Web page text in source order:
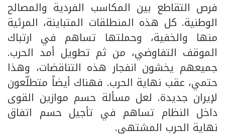
فرص التقاطع بين المكاسب الفردية والمصالح
الوطنية. كل هذه المنطلقات المتباينة، المرئية
منها والخفية، وحملتها تساهم في ارتباك
الموقف التفاوضي، من ثم تطويل أمد الحرب.
جميعهم يخشون انفجار هذه التناقضات، وهذا
حتمي، عقب نهاية الحرب. فهناك أيضاً متطلّعون
لإيران جديدة. لعل مسألة حسم موازين القوى
داخل النظام تساهم في تأجيل حسم اتفاق
نهاية الحرب المشتهى.